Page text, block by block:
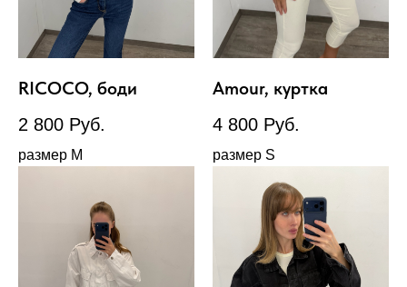
RICOCO, боди
2 800 Руб.
размер М
Amour, куртка
4 800 Руб.
размер S